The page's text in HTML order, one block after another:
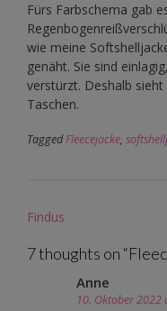
Fürs Farbschema gab
wie meine
genäht. Sie sind
verstürzt. Deshalb
Taschen.
TaggedFleecejacke,
Post
Findus
7 thoughts on “
Anne
10. Oktober